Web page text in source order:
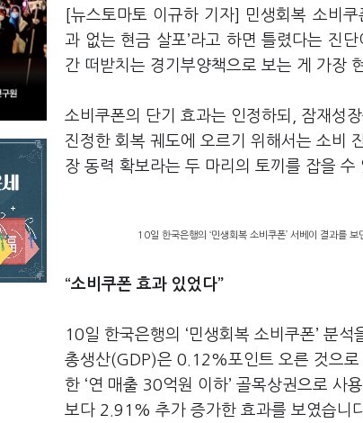
[뉴스토마토 이규하 기자] 민생회복 소비
과 없는 현금 살포’라고 하면 틀렸다는 진
간 떠받치는 경기부양책으로 보는 게 가장
소비쿠폰의 단기 효과는 인정하되, 잠재성
진정한 회복 궤도에 오르기 위해서는 소비
장 동력 확보라는 두 마리의 토끼를 잡을 수
10일 한국은행의 ‘민생회복 소비쿠폰’ 서베이 결과를
“소비쿠폰 효과 있었다”
10일 한국은행의 ‘민생회복 소비쿠폰’ 분
총생산(GDP)은 0.12%포인트 오른 것으로
한 ‘연 매출 30억원 이하’ 골목상권으로 사
보다 2.91% 추가 증가한 효과를 보였습니